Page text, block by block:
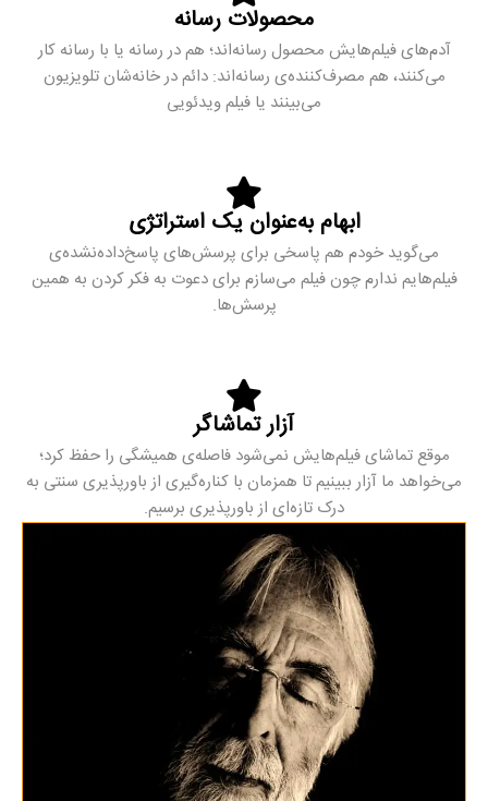
محصولات رسانه
آدم‌های فیلم‌هایش محصول رسانه‌اند؛ هم در رسانه یا با رسانه کار
می‌کنند، هم مصرف‌کننده‌ی رسانه‌اند: دائم در خانه‌شان تلویزیون
می‌بینند یا فیلم ویدئویی
ابهام به‌عنوان یک استراتژی
می‌گوید خودم هم پاسخی برای پرسش‌های پاسخ‌داده‌نشده‌ی
فیلم‌هایم ندارم چون فیلم می‌‌سازم برای دعوت به فکر کردن به همین
پرسش‌ها.
آزار تماشاگر
موقع تماشای فیلم‌هایش نمی‌شود فاصله‌ی همیشگی را حفظ کرد؛
می‌خواهد ما آزار ببینیم تا همزمان با کناره‌گیری از باورپذیری سنتی به
درک تازه‌ای از باورپذیری برسیم.